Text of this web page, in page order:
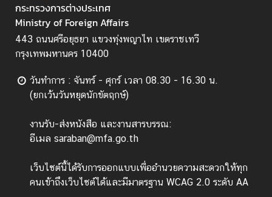
ศ
แ
ล
ะ
อื่
น
ๆ
T
a
i
กระทรวงการต่างประเทศ
Ministry of Foreign Affairs
443 ถนนศรีอยุธยา แขวงทุ่งพญาไท เขตราชเทวี
กรุงเทพมหานคร 10400
วันทำการ : จันทร์ - ศุกร์ เวลา 08.30 - 16.30 น.
(ยกเว้นวันหยุดนักขัตฤกษ์)
งานรับ-ส่งหนังสือ และงานสารบรรณ:
อีเมล saraban@mfa.go.th
เว็บไซต์นี้ได้รับการออกแบบเพื่ออำนวยความสะดวกให้ทุก
คนเข้าถึงเว็บไซต์ได้และมีมาตรฐาน WCAG 2.0 ระดับ AA